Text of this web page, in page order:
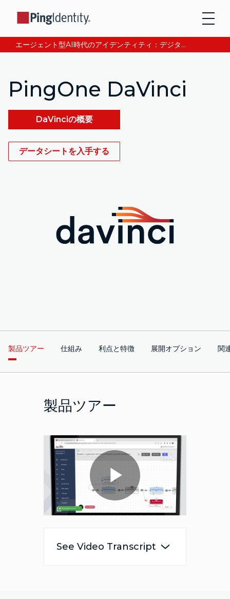
エージェント型AI時代のアイデンティティ：デジタル信頼の獲得と検証について、CEOアンドレ・デュランが語る。今すぐ読む。
PingOne DaVinci
DaVinciの概要
データシートを入手する
製品ツアー 仕組み 利点と特徴 展開オプション 関
製品ツアー
Play
Video
See Video Transcript